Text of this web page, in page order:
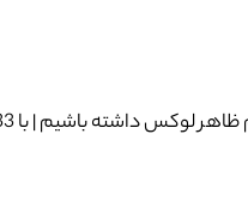
چگونه با بودجه کم